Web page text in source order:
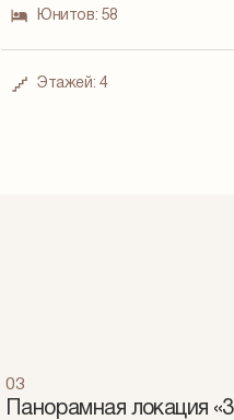
Юнитов: 58
Этажей: 4
03
Панорамная локация